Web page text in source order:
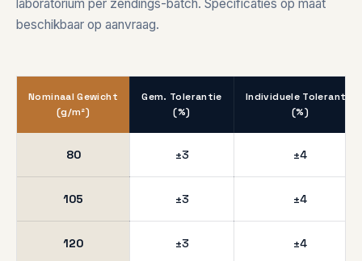
laboratorium per zendings-batch. Specificaties op maat
beschikbaar op aanvraag.
Nominaal Gewicht
(g/m²)
Gem. Tolerantie
(%)
Individuele Tolerantie
(%)
80 ±3 ±4
105 ±3 ±4
120 ±3 ±4